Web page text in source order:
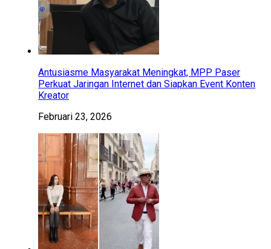
Antusiasme Masyarakat Meningkat, MPP Paser
Perkuat Jaringan Internet dan Siapkan Event Konten
Kreator
Februari 23, 2026